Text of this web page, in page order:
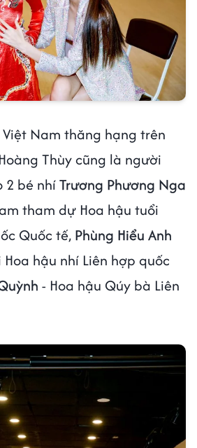
Nam thăng hạng trên
Thùy cũng là người
2 bé nhíTrương Phương Nga
tham dự Hoa hậu tuổi
Quốc tế, Phùng Hiểu Anh
hậu nhí Liên hợp quốc
- Hoa hậu Qúy bà Liên